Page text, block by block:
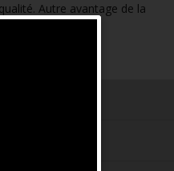
Autre avantage de la